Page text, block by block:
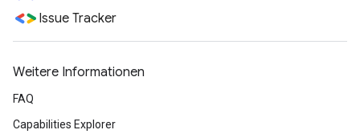
Issue Tracker
Weitere Informationen
FAQ
Capabilities Explorer